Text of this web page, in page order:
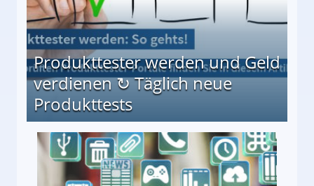
Produkttester werden und Geld
verdienen ↻ Täglich neue
Produkttests
↻ Täglich neue Produkttests